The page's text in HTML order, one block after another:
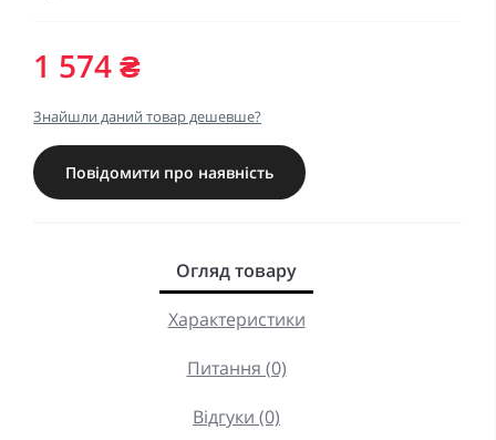
1 574 ₴
Знайшли даний товар дешевше?
Повідомити про наявність
Огляд товару
Характеристики
Питання (0)
Відгуки (0)